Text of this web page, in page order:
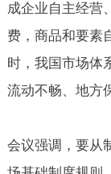
成企业自主经营
费，商品和要素
时，我国市场体
流动不畅、地方
会议强调，要从